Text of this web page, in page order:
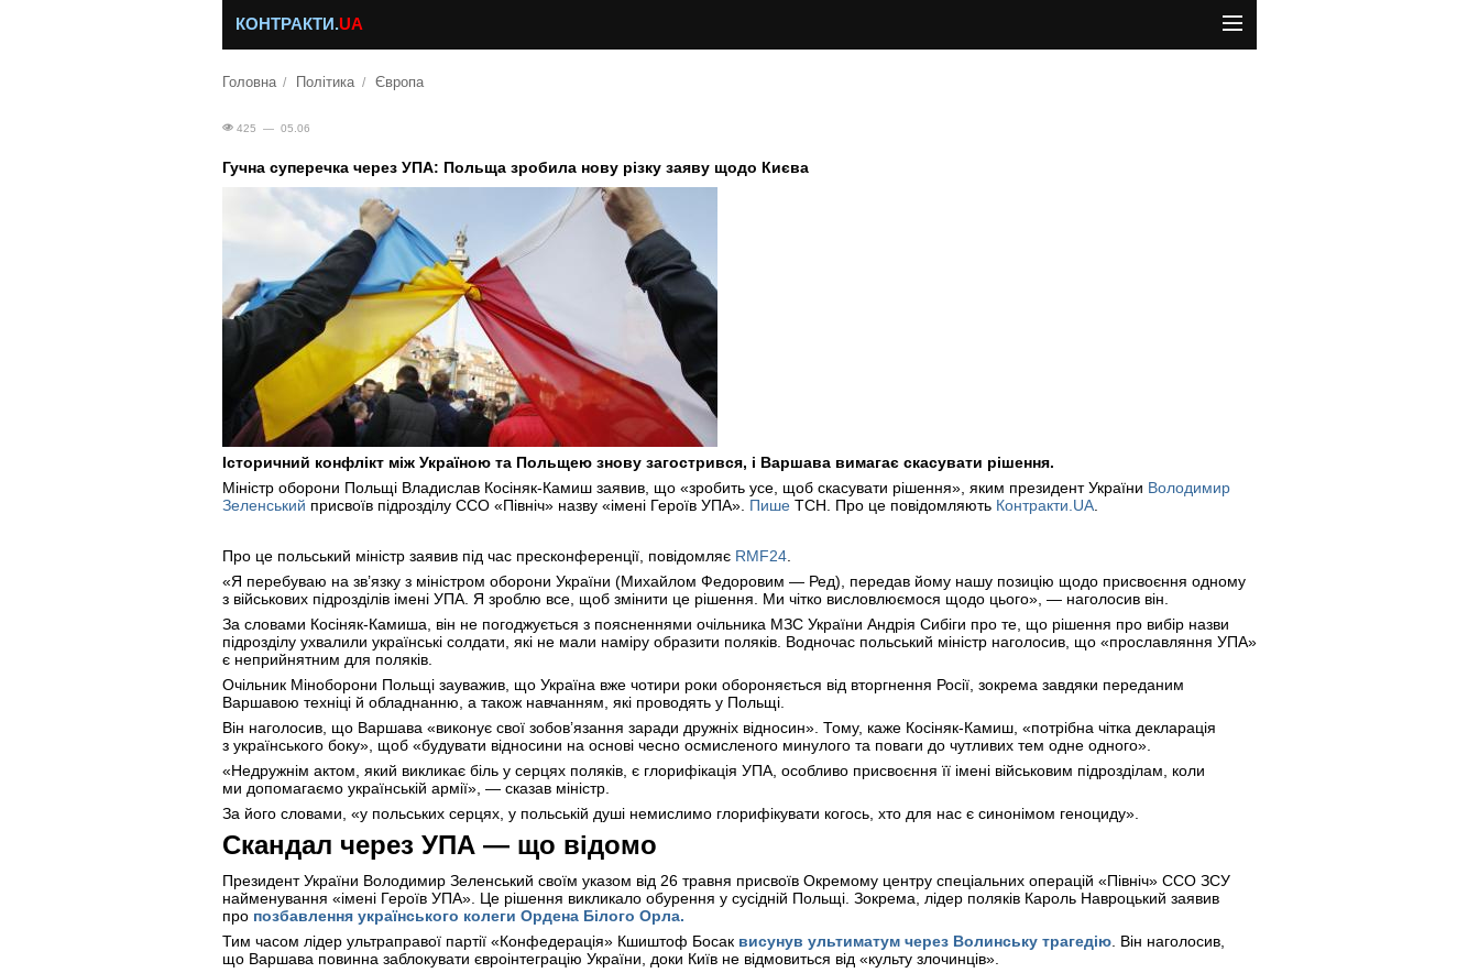
КОНТРАКТИ.UA
Головна Політика Європа
425 — 05.06
Гучна суперечка через УПА: Польща зробила нову різку заяву щодо Києва
Історичний конфлікт між Україною та Польщею знову загострився, і Варшава вимагає скасувати рішення.
Міністр оборони Польщі Владислав Косіняк-Камиш заявив, що «зробить усе, щоб скасувати рішення», яким президент України Володимир
Зеленський присвоїв підрозділу ССО «Північ» назву «імені Героїв УПА». Пише ТСН. Про це повідомляють Контракти.UA
Про це польський міністр заявив під час пресконференції, повідомляє RMF24
«Я перебуваю на зв’язку з міністром оборони України (Михайлом Федоровим — Ред), передав йому нашу позицію щодо присвоєння одному
з військових підрозділів імені УПА. Я зроблю все, щоб змінити це рішення. Ми чітко висловлюємося щодо цього», — наголосив він.
За словами Косіняк-Камиша, він не погоджується з поясненнями очільника МЗС України Андрія Сибіги про те, що рішення про вибір назви
підрозділу ухвалили українські солдати, які не мали наміру образити поляків. Водночас польський міністр наголосив, що «прославляння УПА»
є неприйнятним для поляків.
Очільник Міноборони Польщі зауважив, що Україна вже чотири роки обороняється від вторгнення Росії, зокрема завдяки переданим
Варшавою техніці й обладнанню, а також навчанням, які проводять у Польщі.
Він наголосив, що Варшава «виконує свої зобов’язання заради дружніх відносин». Тому, каже Косіняк-Камиш, «потрібна чітка декларація
з українського боку», щоб «будувати відносини на основі чесно осмисленого минулого та поваги до чутливих тем одне одного».
«Недружнім актом, який викликає біль у серцях поляків, є глорифікація УПА, особливо присвоєння її імені військовим підрозділам, коли
ми допомагаємо українській армії», — сказав міністр.
За його словами, «у польських серцях, у польській душі немислимо глорифікувати когось, хто для нас є синонімом геноциду».
Скандал через УПА — що відомо
Президент України Володимир Зеленський своїм указом від 26 травня присвоїв Окремому центру спеціальних операцій «Північ» ССО ЗСУ
найменування «імені Героїв УПА». Це рішення викликало обурення у сусідній Польщі. Зокрема, лідер поляків Кароль Навроцький заявив
про позбавлення українського колеги Ордена Білого Орла.
Тим часом лідер ультраправої партії «Конфедерація» Кшиштоф Босак висунув ультиматум через Волинську трагедію Він наголосив,
що Варшава повинна заблокувати євроінтеграцію України, доки Київ не відмовиться від «культу злочинців».